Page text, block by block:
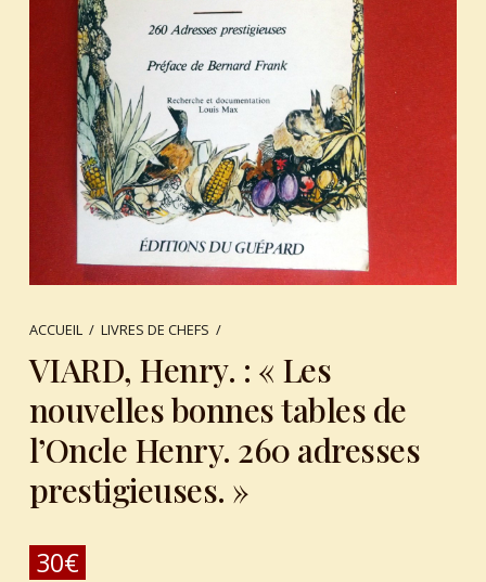
ACCUEIL / LIVRES DE CHEFS /
VIARD, Henry. : « Les
nouvelles bonnes tables de
l’Oncle Henry. 260 adresses
prestigieuses. »
30€